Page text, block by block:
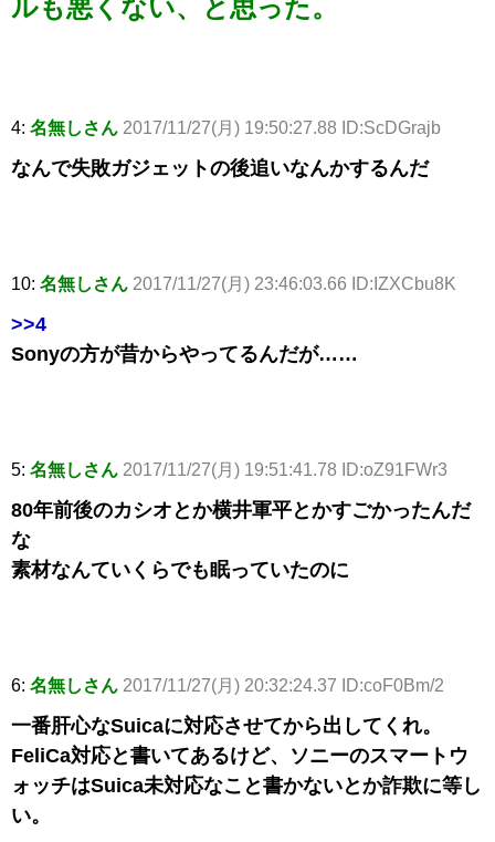
ルも悪くない、と思った。
4: 名無しさん 2017/11/27(月) 19:50:27.88 ID:ScDGrajb
なんで失敗ガジェットの後追いなんかするんだ
10: 名無しさん 2017/11/27(月) 23:46:03.66 ID:IZXCbu8K
>>4
Sonyの方が昔からやってるんだが……
5: 名無しさん 2017/11/27(月) 19:51:41.78 ID:oZ91FWr3
80年前後のカシオとか横井軍平とかすごかったんだ
な
素材なんていくらでも眠っていたのに
6: 名無しさん 2017/11/27(月) 20:32:24.37 ID:coF0Bm/2
一番肝心なSuicaに対応させてから出してくれ。
FeliCa対応と書いてあるけど、ソニーのスマートウ
ォッチはSuica未対応なこと書かないとか詐欺に等し
い。